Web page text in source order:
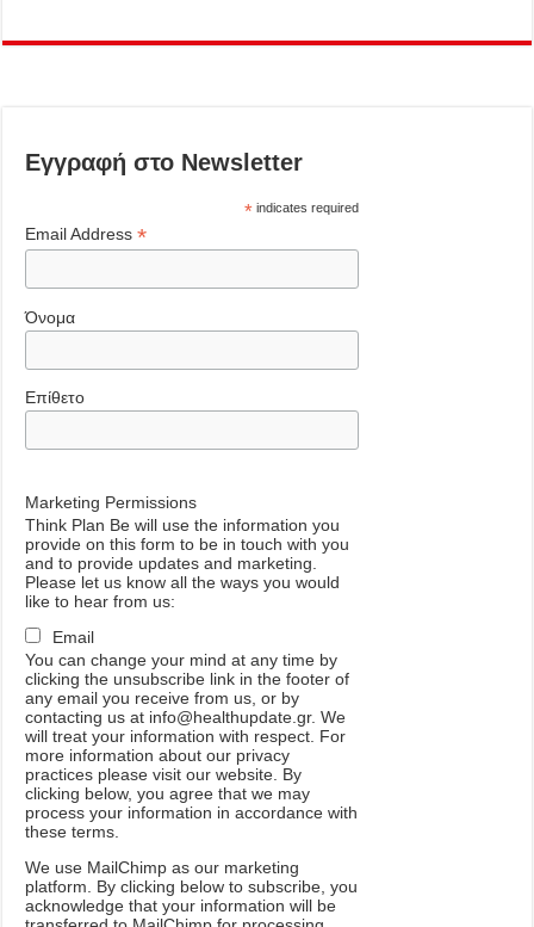
Εγγραφή στο Newsletter
*indicates required
Email Address*
Όνομα
Επίθετο
Marketing Permissions
Think Plan Be will use the information you
provide on this form to be in touch with you
and to provide updates and marketing.
Please let us know all the ways you would
like to hear from us:
Email
You can change your mind at any time by
clicking the unsubscribe link in the footer of
any email you receive from us, or by
contacting us at info@healthupdate.gr. We
will treat your information with respect. For
more information about our privacy
practices please visit our website. By
clicking below, you agree that we may
process your information in accordance with
these terms.
We use MailChimp as our marketing
platform
By clicking below to subscribe ,you
acknowledge that your information will be